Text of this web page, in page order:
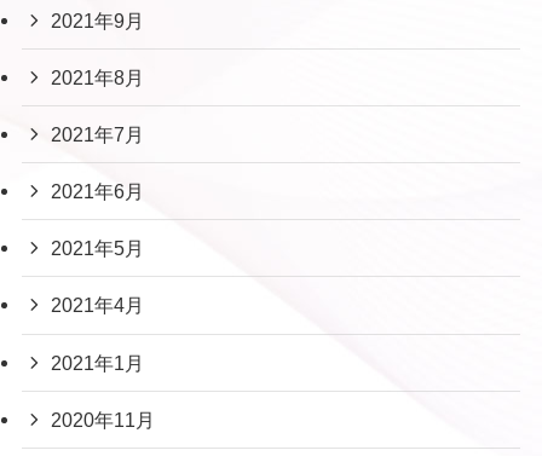
2021年9月
2021年8月
2021年7月
2021年6月
2021年5月
2021年4月
2021年1月
2020年11月